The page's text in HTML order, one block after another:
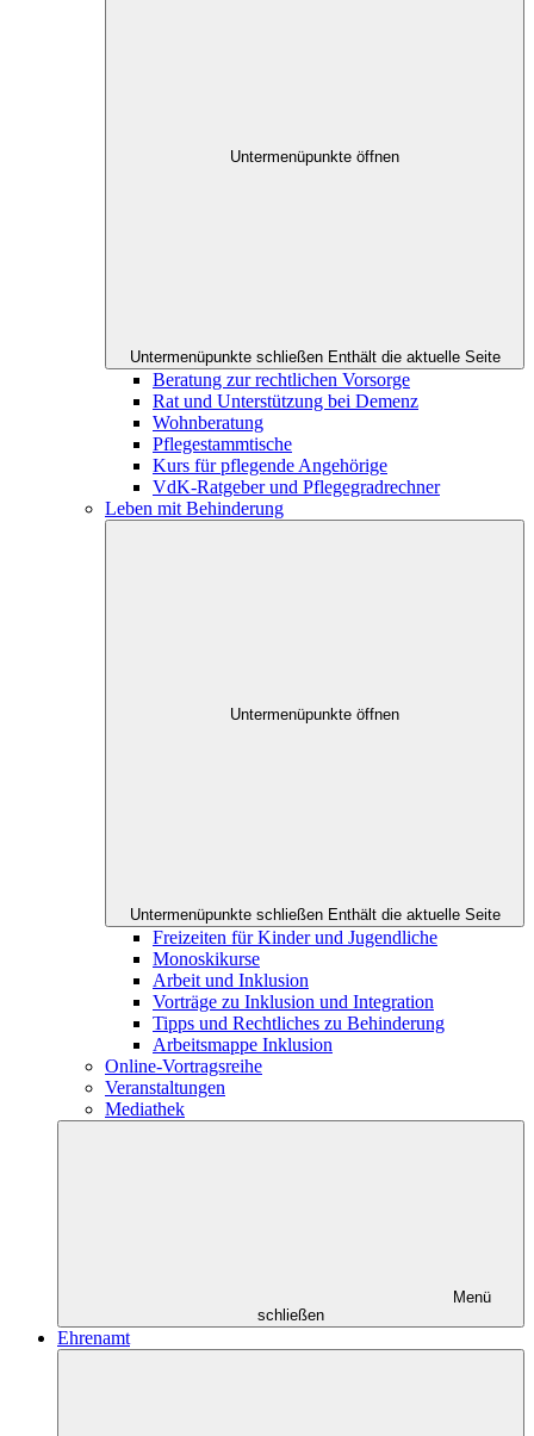
Untermenüpunkte öffnen
Untermenüpunkte schließen Enthält die aktuelle Seite
Beratung zur rechtlichen Vorsorge
Rat und Unterstützung bei Demenz
Wohnberatung
Pflegestammtische
Kurs für pflegende Angehörige
VdK-Ratgeber und Pflegegradrechner
Leben mit Behinderung
Untermenüpunkte öffnen
Untermenüpunkte schließen Enthält die aktuelle Seite
Freizeiten für Kinder und Jugendliche
Monoskikurse
Arbeit und Inklusion
Vorträge zu Inklusion und Integration
Tipps und Rechtliches zu Behinderung
Arbeitsmappe Inklusion
Online-Vortragsreihe
Veranstaltungen
Mediathek
Menü
schließen
Ehrenamt